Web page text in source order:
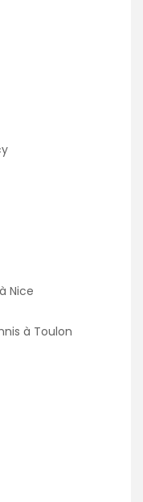
Nice
à Toulon